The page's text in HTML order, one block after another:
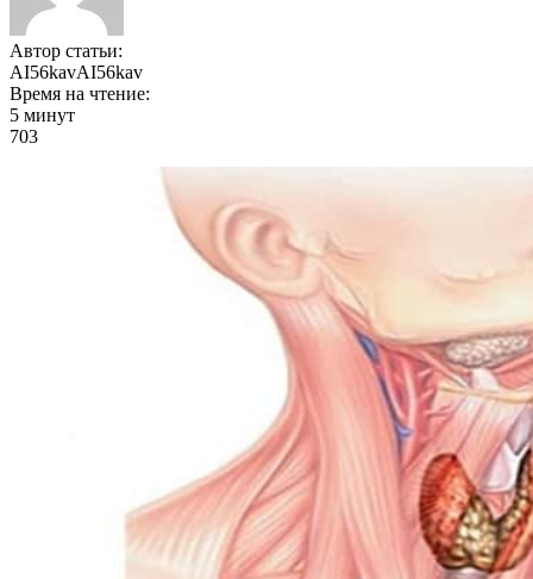
Автор статьи:
AI56kavAI56kav
Время на чтение:
5 минут
703